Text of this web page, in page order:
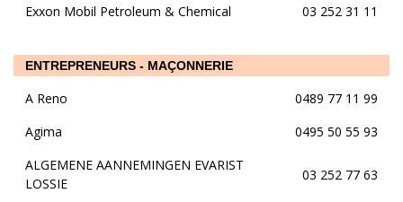
Exxon Mobil Petroleum & Chemical
03 252 31 11
ENTREPRENEURS - MAÇONNERIE
A Reno
0489 77 11 99
Agima
0495 50 55 93
ALGEMENE AANNEMINGEN EVARIST
LOSSIE
03 252 77 63